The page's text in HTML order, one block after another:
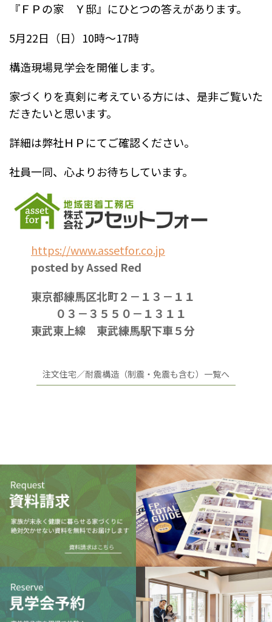
『ＦＰの家 Ｙ邸』にひとつの答えがあります。
5月22日（日）10時～17時
構造現場見学会を開催します。
家づくりを真剣に考えている方には、是非ご覧いた
だきたいと思います。
詳細は弊社ＨＰにてご確認ください。
社員一同、心よりお待ちしています。
https://www.assetfor.co.jp
posted by Assed Red
東京都練馬区北町２－１３－１１
０３－３５５０－１３１１
東武東上線 東武練馬駅下車５分
注文住宅／耐震構造（制震・免震も含む）一覧へ